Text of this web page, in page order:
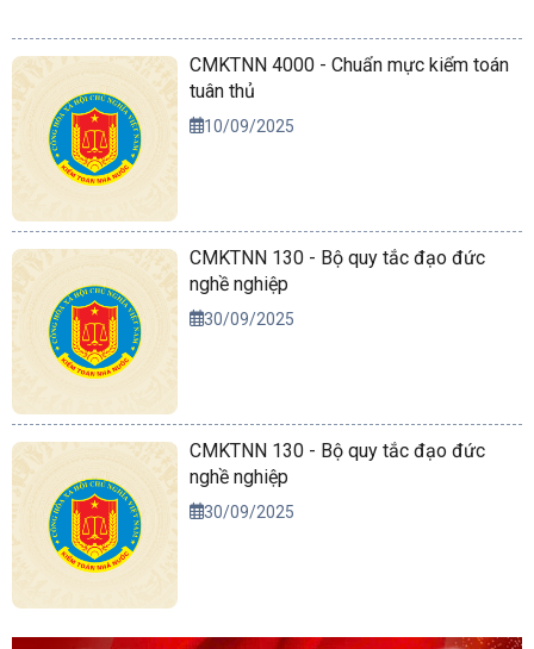
CMKTNN 4000 - Chuẩn mực kiểm toán
tuân thủ
10/09/2025
CMKTNN 130 - Bộ quy tắc đạo đức
nghề nghiệp
30/09/2025
CMKTNN 130 - Bộ quy tắc đạo đức
nghề nghiệp
30/09/2025